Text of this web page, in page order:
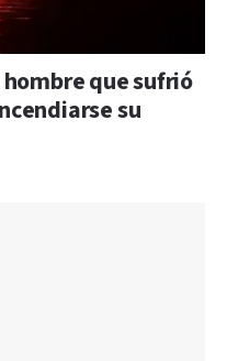
que sufrió
su